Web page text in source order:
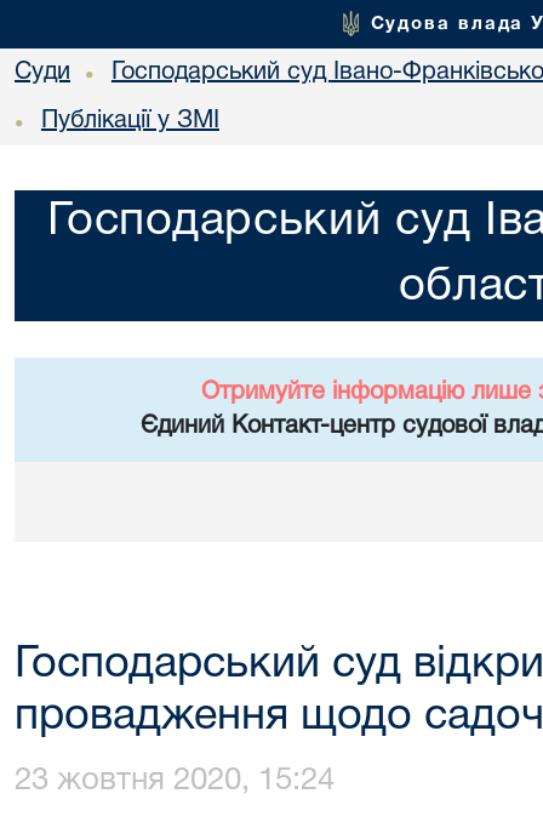
Судова влада
Суди • Господарський суд Івано-
• Публікації у ЗМІ
Господарський суд
Отримуйте інформацію лише
Єдиний Контакт-центр судової
Господарський суд
провадження щодо
23 жовтня 2020, 15:24